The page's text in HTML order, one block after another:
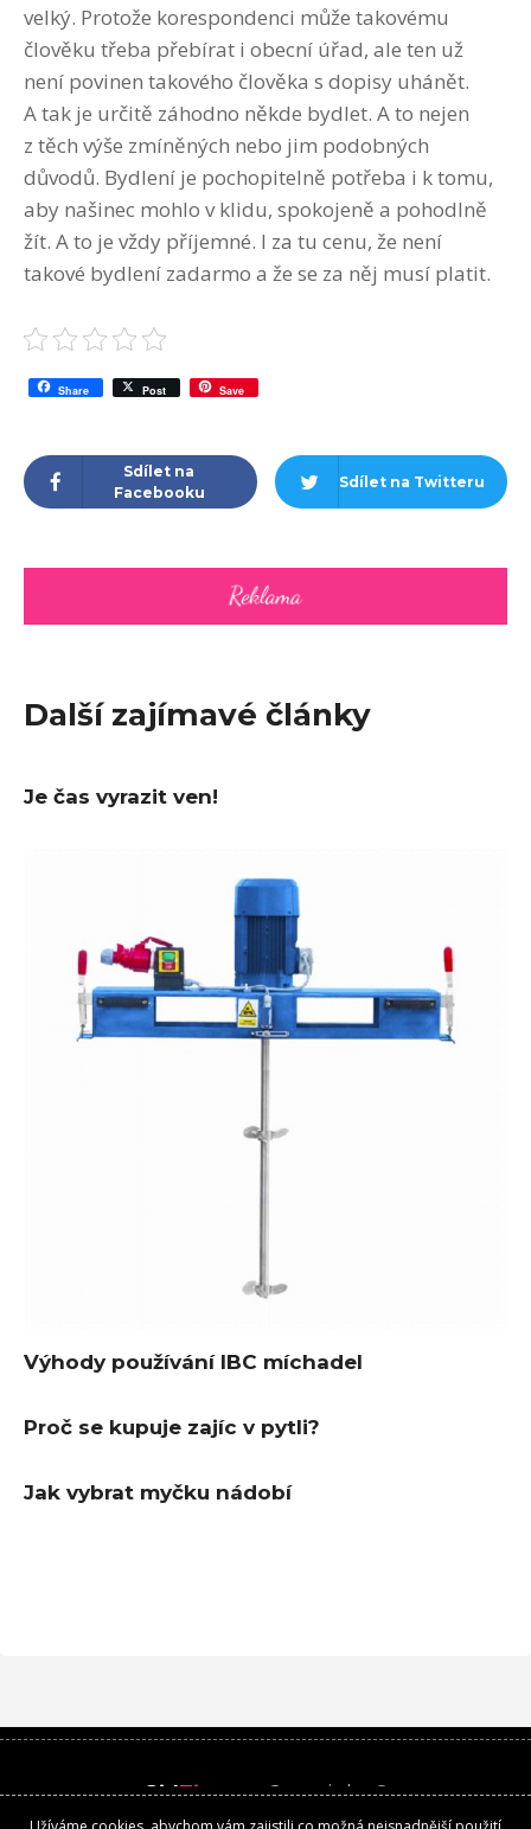
velký. Protože korespondenci může takovému
člověku třeba přebírat i obecní úřad, ale ten už
není povinen takového člověka s dopisy uhánět.
A tak je určitě záhodno někde bydlet. A to nejen
z těch výše zmíněných nebo jim podobných
důvodů. Bydlení je pochopitelně potřeba i k tomu,
aby našinec mohlo v klidu, spokojeně a pohodlně
žít. A to je vždy příjemné. I za tu cenu, že není
takové bydlení zadarmo a že se za něj musí platit.
Share Post Save
Sdílet na
Facebooku
Sdílet na Twitteru
Další zajímavé články
Je čas vyrazit ven!
Výhody používání IBC míchadel
Proč se kupuje zajíc v pytli?
Jak vybrat myčku nádobí
GirlTime.czCopyright ©